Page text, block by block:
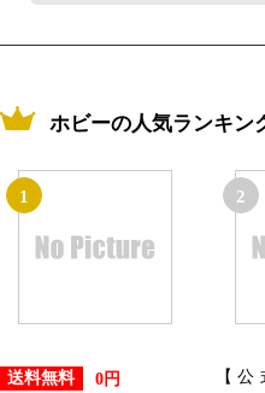
ホビーの人気ランキン
1
送料無料 0円
2
【公